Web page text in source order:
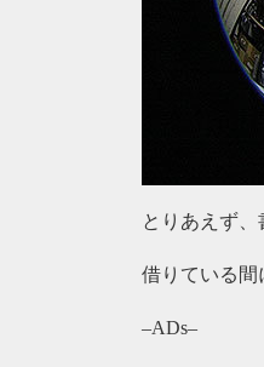
とりあえず、
借りている間
–ADs–